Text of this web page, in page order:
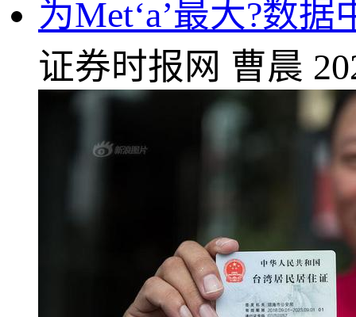
为Met‘a’最大?数
证券时报网 曹晨